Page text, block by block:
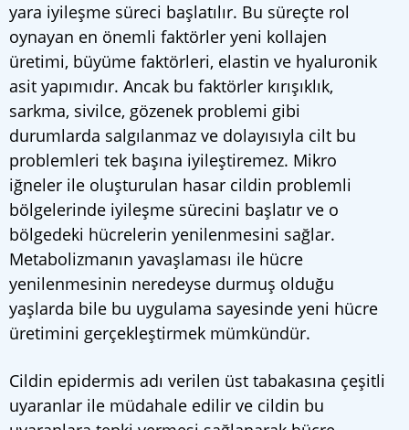
yara iyileşme süreci başlatılır. Bu süreçte rol
oynayan en önemli faktörler yeni kollajen
üretimi, büyüme faktörleri, elastin ve hyaluronik
asit yapımıdır. Ancak bu faktörler kırışıklık,
sarkma, sivilce, gözenek problemi gibi
durumlarda salgılanmaz ve dolayısıyla cilt bu
problemleri tek başına iyileştiremez. Mikro
iğneler ile oluşturulan hasar cildin problemli
bölgelerinde iyileşme sürecini başlatır ve o
bölgedeki hücrelerin yenilenmesini sağlar.
Metabolizmanın yavaşlaması ile hücre
yenilenmesinin neredeyse durmuş olduğu
yaşlarda bile bu uygulama sayesinde yeni hücre
üretimini gerçekleştirmek mümkündür.
Cildin epidermis adı verilen üst tabakasına çeşitli
uyaranlar ile müdahale edilir ve cildin bu